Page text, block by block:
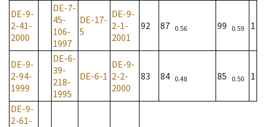
DE-9-
2-41-
2000
DE-7-
45-
106-
1997
DE-17-
5
DE-9-
2-1-
2001
92 87 0.56 99 0.59 1
DE-9-
2-94-
1999
DE-6-
39-
218-
1995
DE-6-1
DE-9-
2-2-
2000
83 84 0.48 85 0.50 1
DE-9-
2-61-